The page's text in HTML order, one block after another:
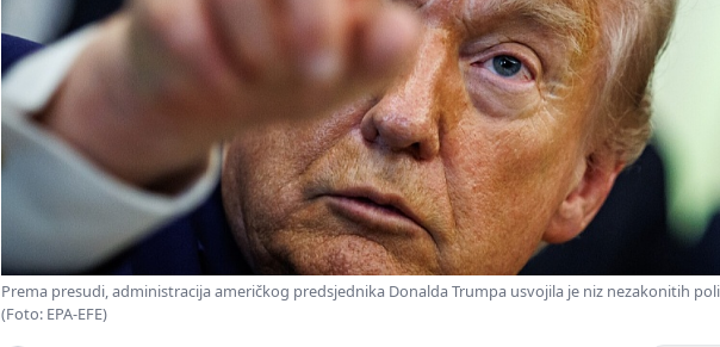
Prema presudi, administracija američkog predsjednika Donalda Trumpa usvojila je niz nezakonitih
(Foto: EPA-EFE)